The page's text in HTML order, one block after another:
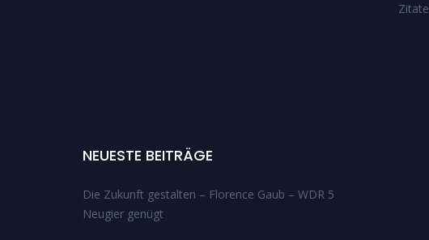
Zitate
NEUESTE BEITRÄGE
Die Zukunft gestalten – Florence Gaub – WDR 5
Neugier genügt